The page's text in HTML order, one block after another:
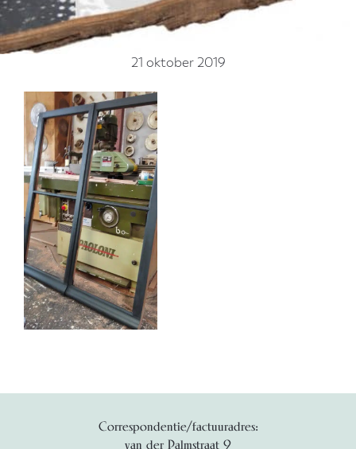
21 oktober 2019
Correspondentie/factuuradres:
van der Palmstraat 9